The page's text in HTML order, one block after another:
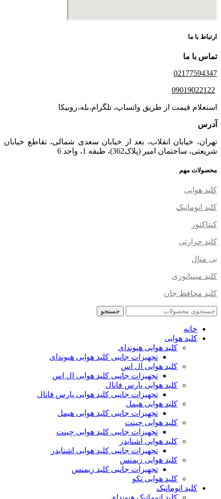
ارتباط با ما
تماس با ما
02177594347
09019022122
استعلام قیمت از طریق واتساپ، تلگرام،بله،روبیکا
آدرس
تهران، خیابان انقلاب، بعد از خیابان سعدی شمالی، تقاطع خیابان
شریعتی، ساختمان امیر (پلاک362)، طبقه 1، واحد 6
محصولات مهم
کلید هوایی
کلید اتوماتیک
کنتاکتور
کلید حرارتی
بی متال
کلید مینیاتوری
کلید محافظ جان
جستجو
خانه
کلید هوایی
کلید هوایی هیوندای
تجهیزات جانبی کلید هوایی هیوندای
کلید هوایی ال اس
تجهیزات جانبی کلید هوایی ال اس
کلید هوایی پارس فانال
تجهیزات جانبی کلید هوایی پارس فانال
کلید هوایی هیمل
تجهیزات جانبی کلید هوایی هیمل
کلید هوایی چینت
تجهیزات جانبی کلید هوایی چینت
کلید هوایی اشنایدر
تجهیزات جانبی کلید هوایی اشنایدر
کلید هوایی زیمنس
تجهیزات جانبی کلید زیمنس
کلید هوایی تکو
کلید اتوماتیک